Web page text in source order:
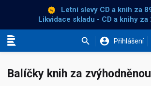
Letní slevy CD a knih za
Likvidace skladu - CD a knihy za
Přihlášení
Balíčky knih za